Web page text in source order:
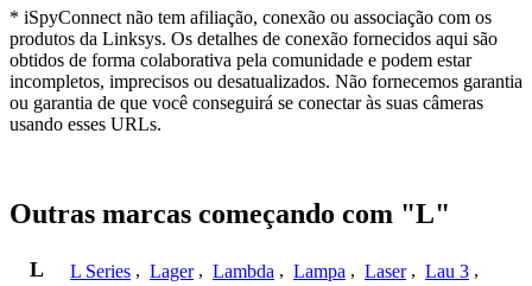
* iSpyConnect não tem afiliação, conexão ou associação com os
produtos da Linksys. Os detalhes de conexão fornecidos aqui são
obtidos de forma colaborativa pela comunidade e podem estar
incompletos, imprecisos ou desatualizados. Não fornecemos garantia
ou garantia de que você conseguirá se conectar às suas câmeras
usando esses URLs.
Outras marcas começando com "L"
L L Series , Lager , Lambda , Lampa , Laser , Lau 3 ,